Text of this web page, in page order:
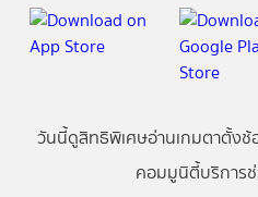
วันนี้ดูสิทธิพิเศษอ่านเกมตาตั้งช้
คอมมูนิตี้บริการ